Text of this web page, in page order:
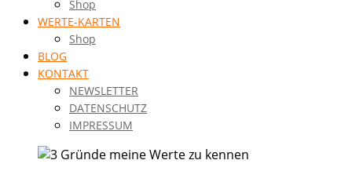
Shop
WERTE-KARTEN
Shop
BLOG
KONTAKT
NEWSLETTER
DATENSCHUTZ
IMPRESSUM